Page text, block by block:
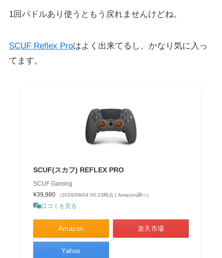
1回パドルあり使うともう戻れませんけどね。
SCUF Reflex Proはよく出来てるし、かなり気に入っ
てます。
SCUF(スカフ) REFLEX PRO
SCUF Gaming
¥39,980
（2026/08/04 00:23時点 | Amazon調べ）
口コミを見る
Amazon 楽天市場
Yahoo